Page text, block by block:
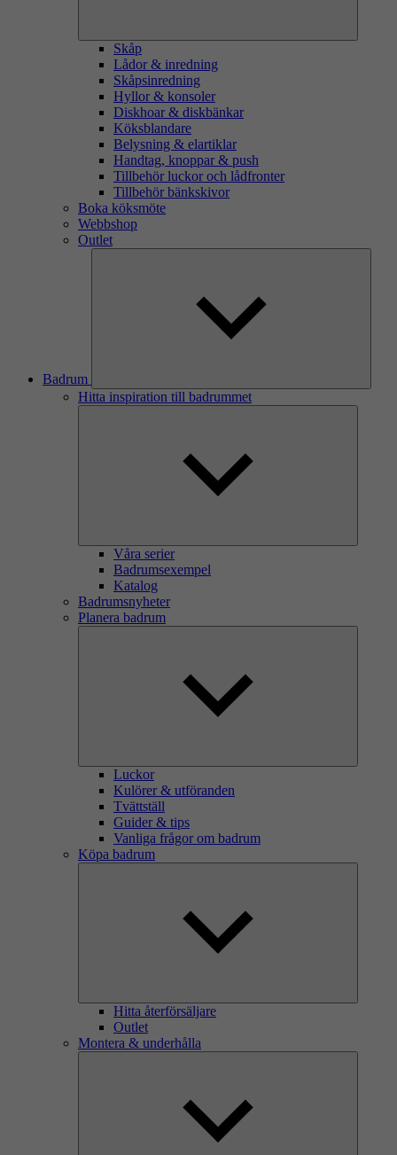
Skåp
Lådor & inredning
Skåpsinredning
Hyllor & konsoler
Diskhoar & diskbänkar
Köksblandare
Belysning & elartiklar
Handtag, knoppar & push
Tillbehör luckor och lådfronter
Tillbehör bänkskivor
Boka köksmöte
Webbshop
Outlet
Badrum
Hitta inspiration till badrummet
Våra serier
Badrumsexempel
Katalog
Badrumsnyheter
Planera badrum
Luckor
Kulörer & utföranden
Tvättställ
Guider & tips
Vanliga frågor om badrum
Köpa badrum
Hitta återförsäljare
Outlet
Montera & underhålla